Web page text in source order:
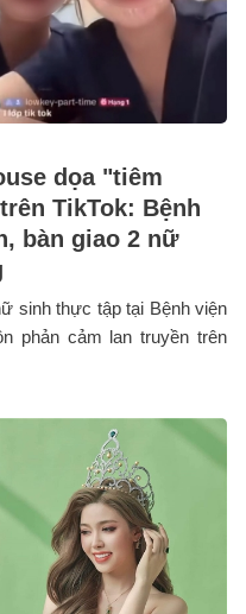
dọa "tiêm
TikTok: Bệnh
bàn giao 2 nữ
sinh thực tập tại Bệnh viện
phản cảm lan truyền trên